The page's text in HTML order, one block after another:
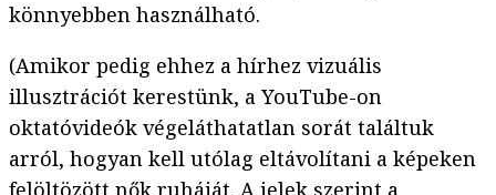
könnyebben használható.
(Amikor pedig ehhez a hírhez vizuális
illusztrációt kerestünk, a YouTube-on
oktatóvideók végeláthatatlan sorát találtuk
arról, hogyan kell utólag eltávolítani a képeken
felöltözött nők ruháját. A jelek szerint a